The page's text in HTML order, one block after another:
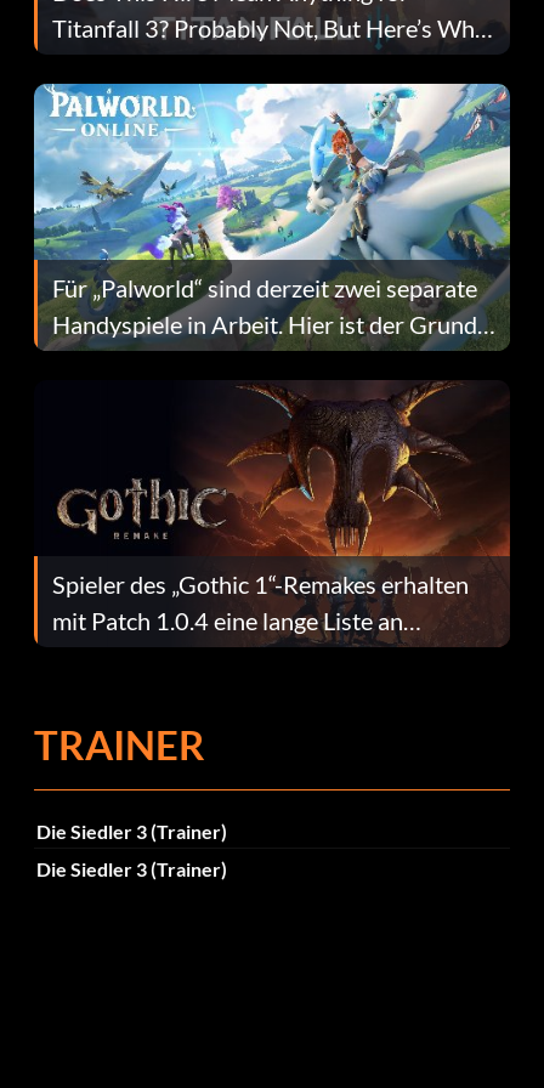
Titanfall 3? Probably Not, But Here’s Why
Fans Are Hopeful
Für „Palworld“ sind derzeit zwei separate
Handyspiele in Arbeit. Hier ist der Grund
dafür.
Spieler des „Gothic 1“-Remakes erhalten
mit Patch 1.0.4 eine lange Liste an
Fehlerbehebungen
TRAINER
Die Siedler 3 (Trainer)
Die Siedler 3 (Trainer)